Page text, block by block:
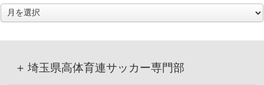
ア
ー
埼玉県高体育連サッカー専門部